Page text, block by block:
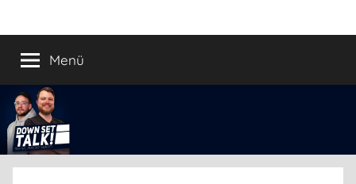
Inhalt
springen
Down
Set
Talk!
PodcastMenü